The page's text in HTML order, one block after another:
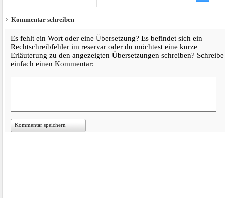
Kommentar schreiben
Es fehlt ein Wort oder eine Übersetzung? Es befindet sich ein
Rechtschreibfehler im reservar oder du möchtest eine kurze
Erläuterung zu den angezeigten Übersetzungen schreiben? Schreibe
einfach einen Kommentar:
Kommentar speichern